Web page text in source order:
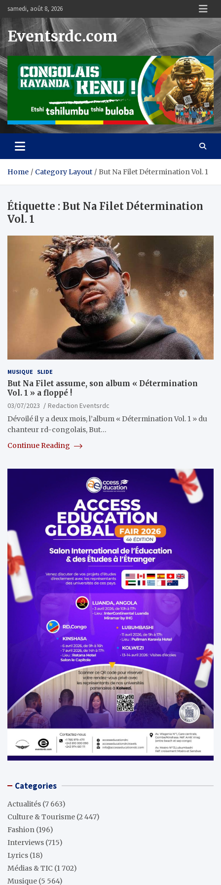
content
samedi, août 8, 2026
Eventsrdc.com
Home Category Layout But Na Filet Détermination Vol. 1
Étiquette : But Na Filet Détermination
Vol. 1
MUSIQUE SLIDE
But Na Filet assume, son album « Détermination
Vol. 1 » a floppé !
03/07/2023
Redaction Eventsrdc
Dévoilé il y a deux mois, l’album « Détermination Vol. 1 » du
chanteur rd-congolais, But…
Continue Reading
Categories
Actualités (7 663)
Culture & Tourisme (2 447)
Fashion (196)
Interviews (715)
Lyrics (18)
Médias & TIC (1 702)
Musique (5 564)